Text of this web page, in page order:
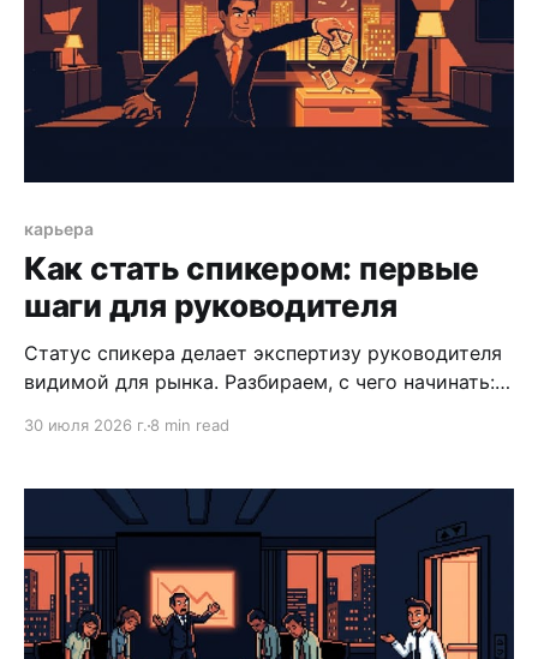
карьера
Как стать спикером: первые
шаги для руководителя
Статус спикера делает экспертизу руководителя
видимой для рынка. Разбираем, с чего начинать:
30 июля 2026 г. 8 min read